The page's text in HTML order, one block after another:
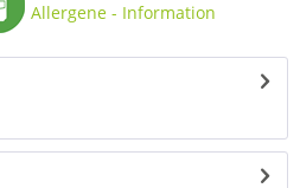
Allergene - Information